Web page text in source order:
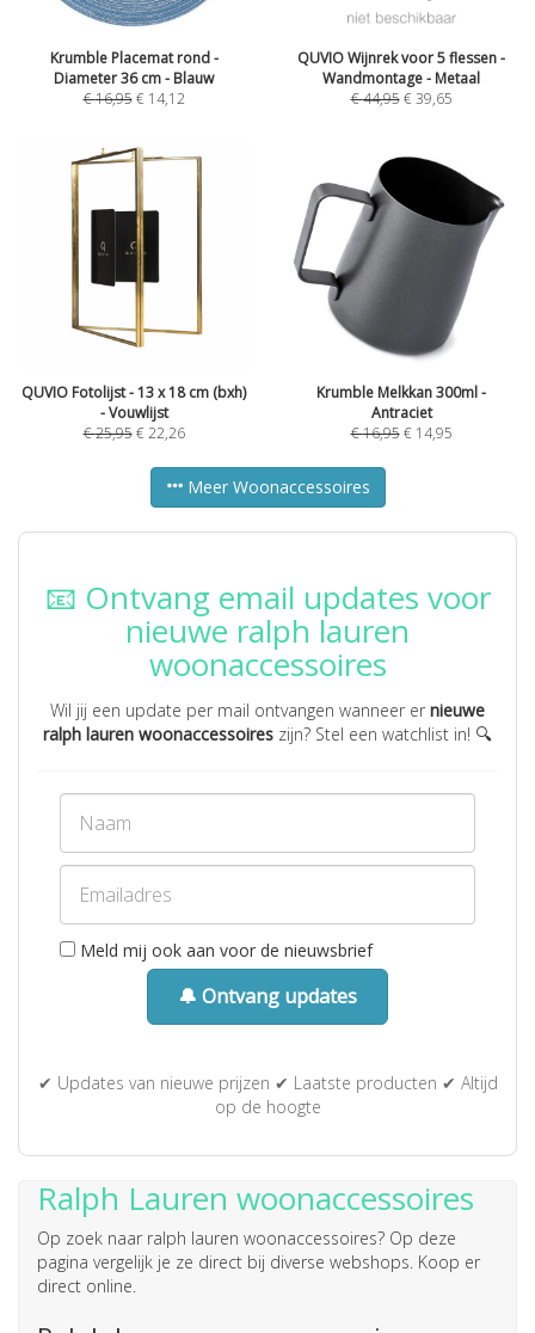
Krumble Placemat rond -
Diameter 36 cm - Blauw
€16,95 € 14,12
QUVIO Wijnrek voor 5 flessen -
Wandmontage - Metaal
€44,95 €39,65
QUVIO Fotolijst - 13 x 18 cm (bxh)
- Vouwlijst
€25,95 €22,26
Krumble Melkkan 300ml -
Antraciet
€16,95 € 14,95
Meer Woonaccessoires
📧 Ontvang email updates voor
nieuwe ralph lauren
woonaccessoires
Wil jij een update per mail ontvangen wanneer er nieuwe
ralph lauren woonaccessoires zijn? Stel een watchlist in! 🔍
Meld mij ook aan voor de nieuwsbrief
🔔 Ontvang updates
✔ Updates van nieuwe prijzen ✔ Laatste producten ✔ Altijd
op de hoogte
Ralph Lauren woonaccessoires
Op zoek naar ralph lauren woonaccessoires? Op deze
pagina vergelijk je ze direct bij diverse webshops. Koop er
direct online.